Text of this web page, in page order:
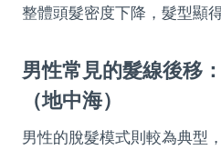
整體頭髮密度下降，髮型顯得
男性常見的髮線後移
（地中海）
男性的脫髮模式則較為典型